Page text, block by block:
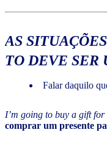
AS
TO DEVE SER
Falar daquilo
I’m going to buy a gift
comprar um presente